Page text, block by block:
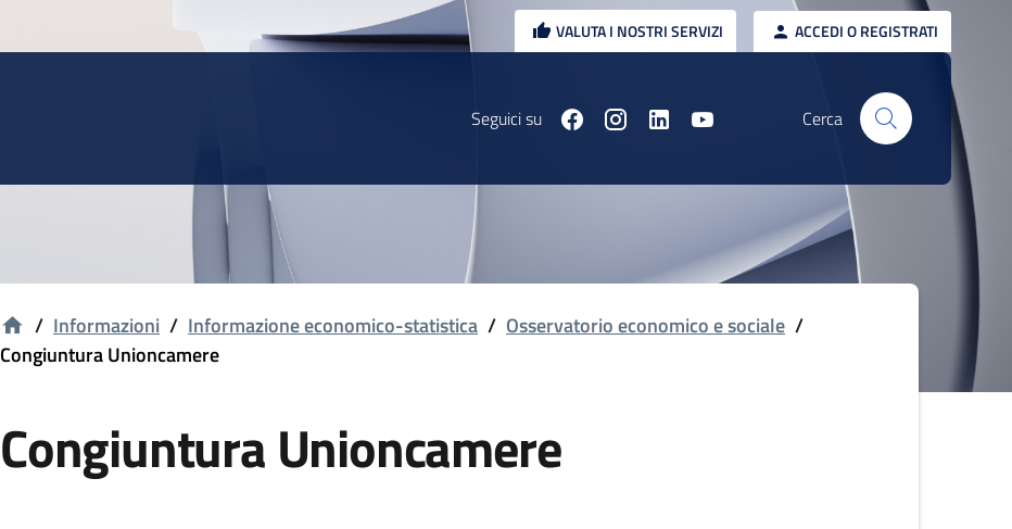
VALUTA I NOSTRI SERVIZI ACCEDI O REGISTRATI
Seguici su Cerca
/ Informazioni / Informazione economico-statistica / Osservatorio economico e sociale /
Congiuntura Unioncamere
Congiuntura Unioncamere